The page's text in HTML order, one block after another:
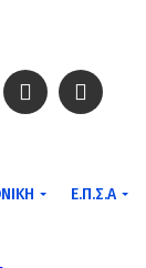
Ε.Π.Σ.Α